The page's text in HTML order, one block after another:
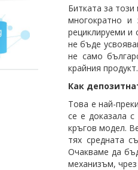
Битката за
многократно
рециклируеми и
не бъде
не само
крайния
Как
Това е най-
се е доказала
кръгов модел.
тях средната
Очакваме да
механизъм,